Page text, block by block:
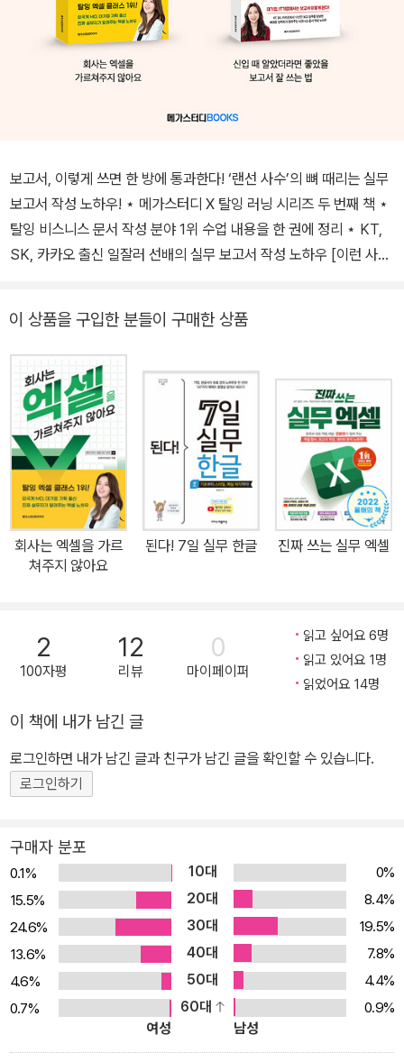
보고서, 이렇게 쓰면 한 방에 통과한다! ‘랜선 사수’의 뼈 때리는 실무
보고서 작성 노하우! ⋆ 메가스터디 X 탈잉 러닝 시리즈 두 번째 책 ⋆
탈잉 비스니스 문서 작성 분야 1위 수업 내용을 한 권에 정리 ⋆ KT,
SK, 카카오 출신 일잘러 선배의 실무 보고서 작성 노하우 [이런 사람
직장인 • 보고서를 올리면 매번 수정을 요청받는 n년차 직장인 • 문
서를 검토할 일이 많지만, 어떻게 피드백을 줘야 할지 고민인 팀장님
• 좀 더 프로페셔널하게 문서를 작성하고 싶은 기획자 KT, SK, 카카
오에서 12년간 보고 실무를 담당한 베테랑 경력자가 정리한 한 권으
로 끝내는 ‘완벽한 보고서 작성법’ 회사에서는 문서로 소통해야 할 때
가 참 많다. 보고서, 기획서, 제안서, 회의록은 물론 이메일, 워드, 엑
셀, 메신저까지도 모두 문서 소통의 범위에 속한다. 매일 맞닥뜨리게
되는 문서 소통이지만 신입사원은 물론 어지간히 연차가 쌓인 경력자
들에게도 번번히 쉽지 않은 과정이다. 이런 저런 자료를 찾고 짜깁기
해 고민해서 보내지만 수정 코멘트를 받기 일쑤다. 하지만 회사엔 문
통 대기업부터 혁신적인 IT플랫폼 대기업까지 모두 경험한 베테랑이
자 온오프라인 교육 플랫폼 ‘탈잉’에서 인기 튜터로 활동 중인 저자가
12년의 회사생활동안 쌓은 문서 작성 노하우를 고스란히 담아낸 이
기 애매했던 이메일 작성법까지 회사에서 필요한 모든 비즈니스 문서
작성 기본기를 핵심 4단계로 나눠 확실하게 알려준다. 더불어 각 장
말미에 FAQ, TIP을 배치하여 저자가 직장생활을 하며 후배나 동료
막막해 보이는 보고 요청도 가장 본질적인 원칙 몇 가지만 기억하고
있으면 생각보다 쉽게 풀어갈 수 있다고 말하며 모든 비즈니스 문서
작성 시에 적용 가능한 4단계 스텝에 대해 각 파트별로 나눠 명쾌하
게 소개한다. ①방향이 잡힌, 잘 만든 보고서 - 이걸 왜 써? ▶ 의도 파
악 요청자가 문서를 요청할 때는 그 사람의 분명한 의도가 존재한다.
그리고 요청자가 원하는 답을 빠르게 전달하는 것이 문서 작성의 원
칙이다. 이를 위해 처음 업무 지시를 받았을 때 반드시 확인해야 하는
사항들을 알려준다. ②헷갈리지 않는, 명확한 보고서 - 그래서 무슨
이 상품을 구입한 분들이 구매한 상품
회사는 엑셀을 가르
쳐주지 않아요
된다! 7일 실무 한글 진짜 쓰는 실무 엑셀
2
100자평
12
리뷰
0
마이페이퍼
읽고 싶어요 6명
읽고 있어요 1명
읽었어요 14명
이 책에 내가 남긴 글
로그인하면 내가 남긴 글과 친구가 남긴 글을 확인할 수 있습니다.
로그인하기
구매자 분포
0.1% 10대
0%
15.5%
20대
8.4%
24.6%
30대
19.5%
13.6%
40대
7.8%
4.6%
50대
4.4%
0.7%
60대
0.9%
여성
남성